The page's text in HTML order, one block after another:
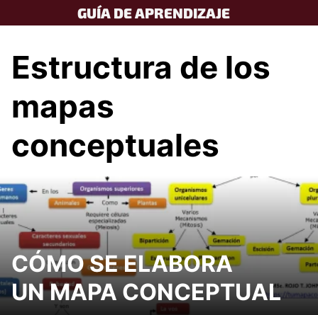
to
GUÍA DE APRENDIZAJE
Estructura de los
mapas
conceptuales
CÓMO SE ELABORA
UN MAPA CONCEPTUAL